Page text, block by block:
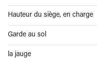
Hauteur du siège, en charge
Garde au sol
la jauge